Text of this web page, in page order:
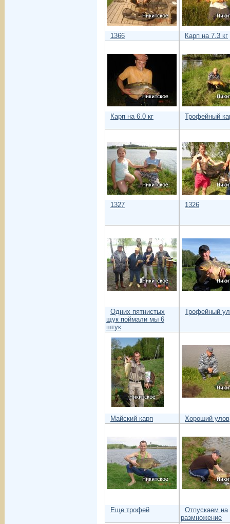
1366 Карп на 7.3 кг
Карп на 6.0 кг Трофейный
1327 1326
Одних пятнистых
щук поймали мы 6
штук
Трофейный
Майский карп Хороший улов
Еще трофей
Отпускаем на
размножение